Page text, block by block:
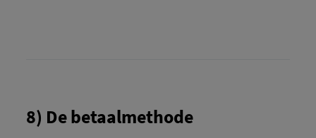
8) De betaalmethode